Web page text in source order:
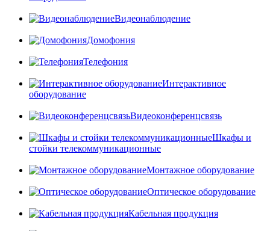
Видеонаблюдение
Домофония
Телефония
Интерактивное
оборудование
Видеоконференцсвязь
Шкафы и
стойки телекоммуникационные
Монтажное оборудование
Оптическое оборудование
Кабельная продукция